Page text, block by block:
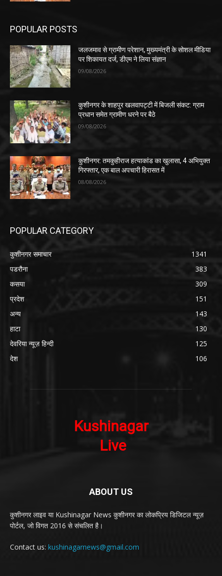
POPULAR POSTS
जलजमाव से ग्रामीण परेशान, मुख्यमंत्री के सोशल मीडिया
पर शिकायत दर्ज, डीएम ने लिया संज्ञान
09/08/2026
कुशीनगर के शाहपुर खलवापट्टी में बिजली संकट: ग्राम
प्रधान समेत ग्रामीण धरने पर बैठे
09/08/2026
कुशीनगर: तमकुहीराज हत्याकांड का खुलासा, 4 अभियुक्त
गिरफ्तार, एक बाल अपचारी हिरासत में
08/08/2026
POPULAR CATEGORY
कुशीनगर समाचार
1341
पडरौना
383
कसया
309
प्रदेश
151
अन्य
143
हाटा
130
देवरिया न्यूज़ हिन्दी
125
देश
106
ABOUT US
कुशीनगर लाइव या Kushinagar News कुशीनगर का लोकप्रिय डिजिटल न्यूज़
पोर्टल, जो विगत 2016 से संचलित है।
Contact us: kushinagarnews@gmail.com